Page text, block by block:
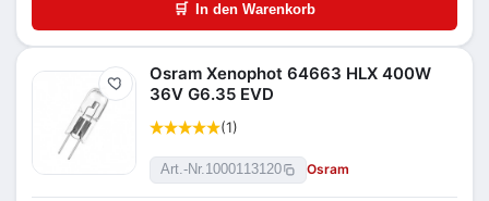
🛒 In den Warenkorb
Merken
Osram Xenophot 64663 HLX 400W
36V G6.35 EVD
(1)
Art.-Nr.1000113120 Osram